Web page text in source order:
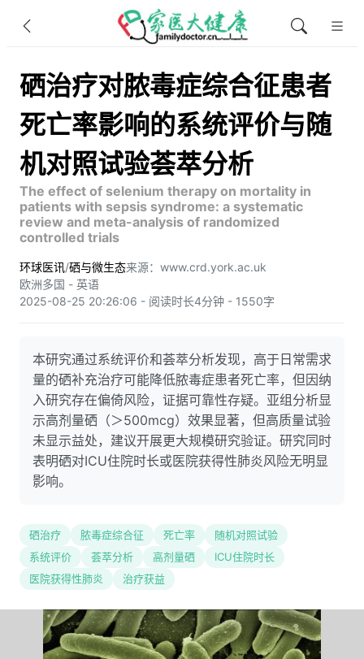
硒治疗对脓毒症综合征患者
死亡率影响的系统评价与随
机对照试验荟萃分析
The effect of selenium therapy on mortality in
patients with sepsis syndrome: a systematic
review and meta-analysis of randomized
controlled trials
环球医讯/硒与微生态来源：www.crd.york.ac.uk
欧洲多国 - 英语
2025-08-25 20:26:06 - 阅读时长4分钟 - 1550字
本研究通过系统评价和荟萃分析发现，高于日常需求
量的硒补充治疗可能降低脓毒症患者死亡率，但因纳
入研究存在偏倚风险，证据可靠性存疑。亚组分析显
示高剂量硒（＞500mcg）效果显著，但高质量试验
未显示益处，建议开展更大规模研究验证。研究同时
表明硒对ICU住院时长或医院获得性肺炎风险无明显
影响。
硒治疗 脓毒症综合征 死亡率
随机对照试验
系统评价
荟萃分析 高剂量硒
ICU住院时长
医院获得性肺炎
治疗获益